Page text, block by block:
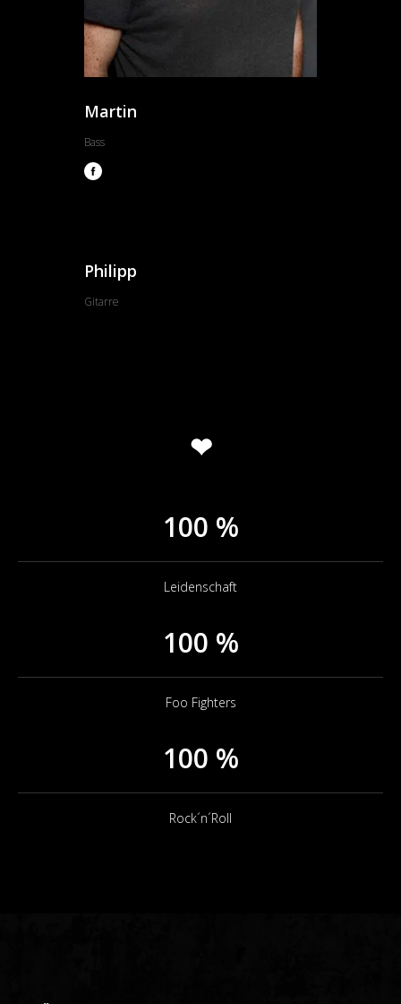
Martin
Bass
Philipp
Gitarre
❤
100 %
Leidenschaft
100 %
Foo Fighters
100 %
Rock´n´Roll